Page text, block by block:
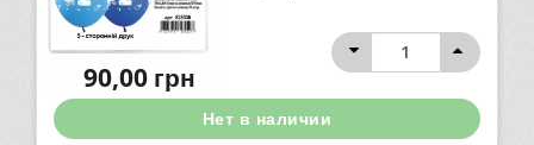
90,00грн
Нет в наличии